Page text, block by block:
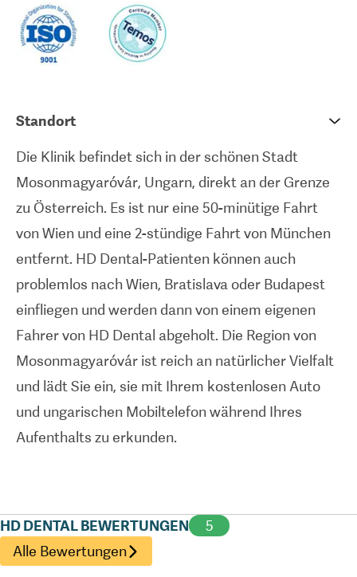
Spezialisiert aufrestaurative Zahnmedizin
die Klinik auch andere zahnmedizinische
Behandlungen an, wie z.B.
kosmetische Zahnmedizin und Mundhygiene. Die
und Techniken, um sicherzustellen, dass jede
Behandlung auf dem höchsten medizinischen
Standard durchgeführt wird. HD Dental hat große
Erfahrung im Umgang mit internationalen
Patienten und bietet einen Flughafentransfer,
Dolmetscherdienste und Unterstützung bei der
Visaerteilung.
Standort
Die Klinik befindet sich in der schönen Stadt
Mosonmagyaróvár, Ungarn, direkt an der Grenze
zu Österreich. Es ist nur eine 50-minütige Fahrt
von Wien und eine 2-stündige Fahrt von München
entfernt. HD Dental-Patienten können auch
problemlos nach Wien, Bratislava oder Budapest
einfliegen und werden dann von einem eigenen
Fahrer von HD Dental abgeholt. Die Region von
Mosonmagyaróvár ist reich an natürlicher Vielfalt
und lädt Sie ein, sie mit Ihrem kostenlosen Auto
und ungarischen Mobiltelefon während Ihres
Aufenthalts zu erkunden.
HD DENTAL BEWERTUNGEN
5
Alle Bewertungen